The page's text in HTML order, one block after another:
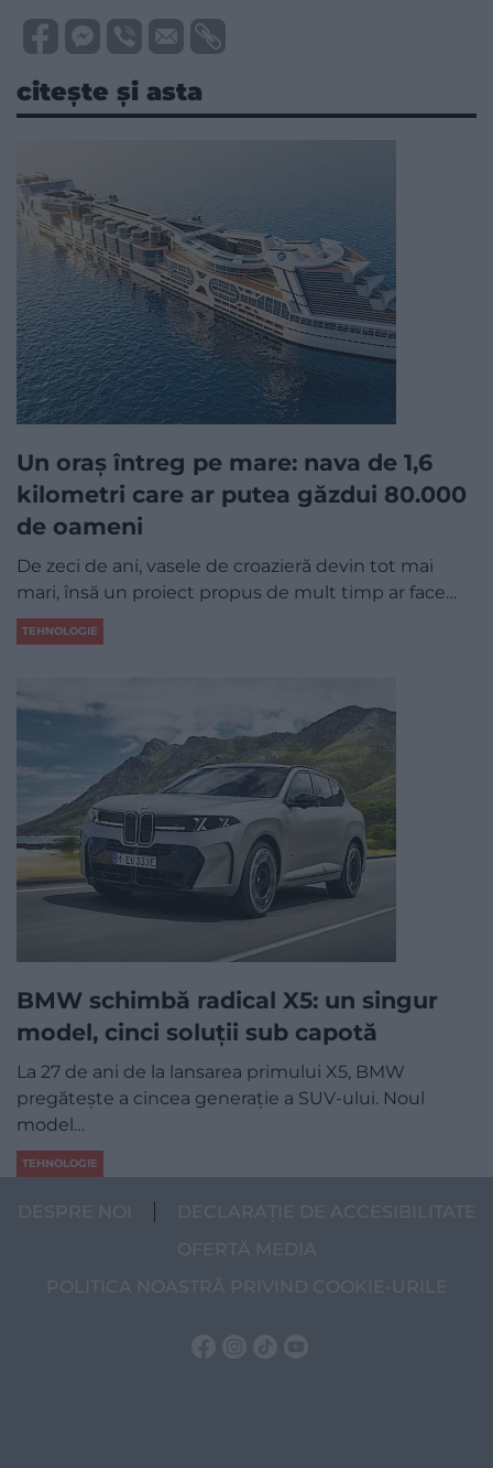
citește și asta
Un oraș întreg pe mare: nava de 1,6
kilometri care ar putea găzdui 80.000
de oameni
De zeci de ani, vasele de croazieră devin tot mai
mari, însă un proiect propus de mult timp ar face…
TEHNOLOGIE
BMW schimbă radical X5: un singur
model, cinci soluții sub capotă
La 27 de ani de la lansarea primului X5, BMW
pregătește a cincea generație a SUV-ului. Noul
model…
TEHNOLOGIE